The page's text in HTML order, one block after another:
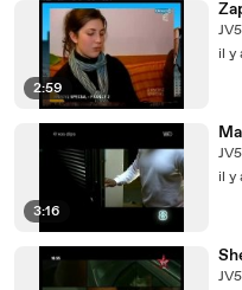
2:59
il y
3:16
il y